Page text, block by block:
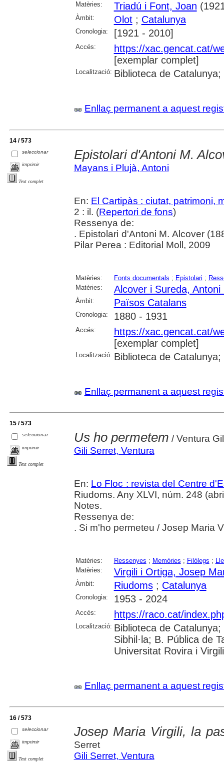
Matèries:
Triadú i Font, Joan
Àmbit: Olot; Catalunya
Cronologia: [1921 - 2010]
Accés:
https://xac.gencat.cat/
[exemplar complet]
Localització: Biblioteca de
Enllaç permanent a aquest
14 / 573
seleccionar
imprimir
Text complet
Epistolari d'Antoni M.
Mayans i Plujà, Antoni
En: El Cartipàs : ciutat, patrimoni,
2 : il. (Repertori de fons)
Ressenya de:
. Epistolari d'Antoni M. Alcover
Pilar Perea : Editorial Moll, 2009
Matèries: Fonts documentals ; Epistolari ;
Matèries:
Alcover i Sureda, Antoni
Àmbit: Països Catalans
Cronologia: 1880 - 1931
Accés:
https://xac.gencat.cat/
[exemplar complet]
Localització: Biblioteca de
Enllaç permanent a aquest
15 / 573
seleccionar
imprimir
Text complet
Us ho permetem / Ventura
Gili Serret, Ventura
En: Lo Floc : revista del Centre
Riudoms. Any XLVI, núm. 248
Notes.
Ressenya de:
. Si m'ho permeteu / Josep Maria
Matèries: Ressenyes ; Memòries ; Filòlegs ;
Matèries:
Virgili i Ortiga, Josep
Àmbit: Riudoms; Catalunya
Cronologia: 1953 - 2024
Accés: https://raco.cat/
Localització: Biblioteca de
Sibhil·la; B. Pública de
Universitat Rovira i Virgili
Enllaç permanent a aquest
16 / 573
seleccionar
imprimir
Text complet
Josep Maria Virgili, la
Serret
Gili Serret, Ventura